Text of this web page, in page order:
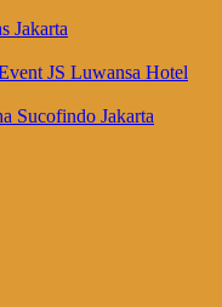
Jakarta
JS Luwansa Hotel
Sucofindo Jakarta